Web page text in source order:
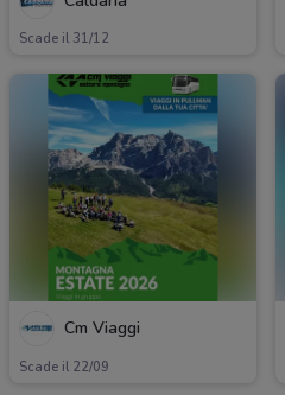
Scade il 31/12
Cm Viaggi
Scade il 22/09